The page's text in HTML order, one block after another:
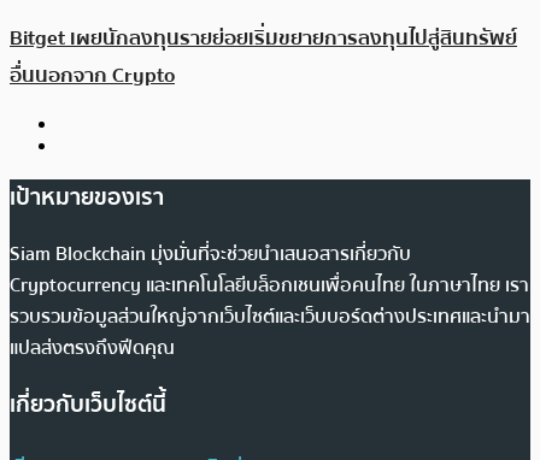
Bitget เผยนักลงทุนรายย่อยเริ่มขยายการลงทุนไปสู่สินทรัพย์
อื่นนอกจาก Crypto
เป้าหมายของเรา
Siam Blockchain มุ่งมั่นที่จะช่วยนำเสนอสารเกี่ยวกับ
Cryptocurrency และเทคโนโลยีบล็อกเชนเพื่อคนไทย ในภาษาไทย เรา
รวบรวมข้อมูลส่วนใหญ่จากเว็บไซต์และเว็บบอร์ดต่างประเทศและนำมา
แปลส่งตรงถึงฟีดคุณ
เกี่ยวกับเว็บไซต์นี้